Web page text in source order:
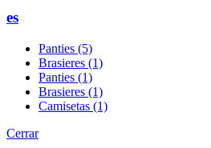
es
Panties (5)
Brasieres (1)
Panties (1)
Brasieres (1)
Camisetas (1)
Cerrar